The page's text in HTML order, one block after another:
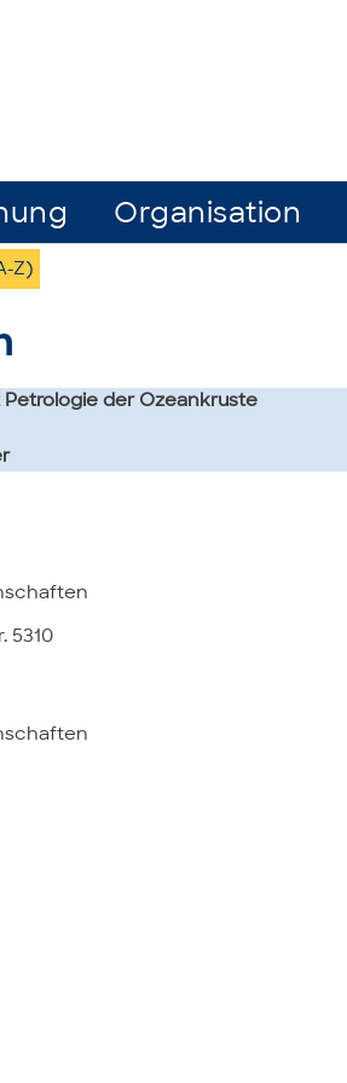
Organisation
Z)
der Ozeankruste
5310